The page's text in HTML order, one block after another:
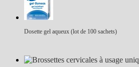
Dosette gel aqueux (lot de 100 sachets)